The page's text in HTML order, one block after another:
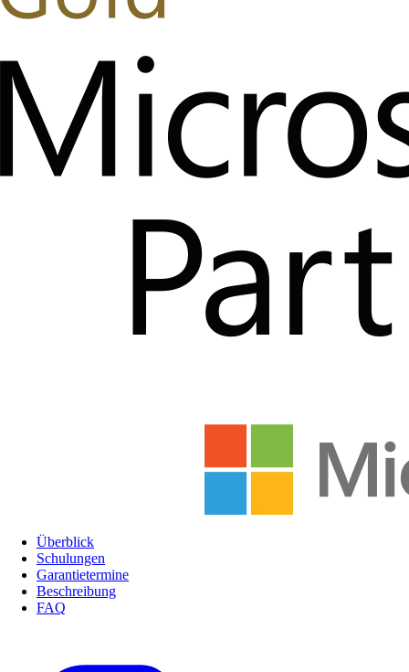
Überblick
Schulungen
Garantietermine
Beschreibung
FAQ